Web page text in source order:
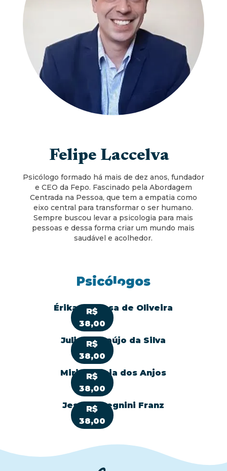
Felipe Laccelva
Psicólogo formado há mais de dez anos, fundador
e CEO da Fepo. Fascinado pela Abordagem
Centrada na Pessoa, que tem a empatia como
eixo central para transformar o ser humano.
Sempre buscou levar a psicologia para mais
pessoas e dessa forma criar um mundo mais
saudável e acolhedor.
Psicólogos
R$
38,00
Érika Barbosa de Oliveira
R$
38,00
Juliana Araújo da Silva
R$
38,00
Mirian Lúcia dos Anjos
R$
38,00
Jessica Begnini Franz